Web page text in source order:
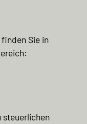
Sie in